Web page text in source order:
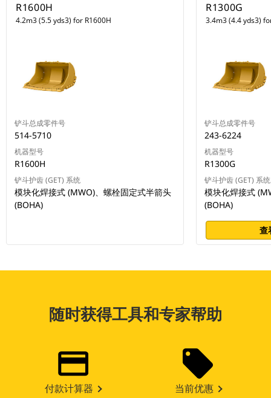
R1600H
4.2m3 (5.5 yds3) for R1600H
铲斗总成零件号
514-5710
机器型号
R1600H
铲斗护齿 (GET) 系统
模块化焊接式 (MWO)、螺栓固定式半箭头
(BOHA)
R1300G
3.4m3 (4.4 yds3)
铲斗总成零件号
243-6224
机器型号
R1300G
铲斗护齿 (GET) 系统
模块化焊接式
(BOHA)
查
随时获得工具和专家帮助
付款计算器 当前优惠